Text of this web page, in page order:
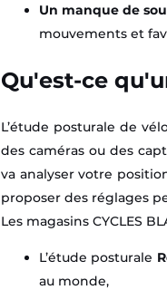
Un manque de
mouvements et
Qu'est-ce
L’étude posturale de
des caméras ou des
va analyser votre
proposer des réglages
Les magasins CYCLES
L’étude posturale
au monde,